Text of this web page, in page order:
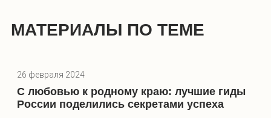
МАТЕРИАЛЫ ПО ТЕМЕ
26 февраля 2024
С любовью к родному краю: лучшие гиды
России поделились секретами успеха